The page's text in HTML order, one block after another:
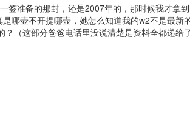
签准备的那封，还是2007年的，那时候我才拿
哪壶不开提哪壶，她怎么知道我的w2不是最新
（这部分爸爸电话里没说清楚是资料全都递给